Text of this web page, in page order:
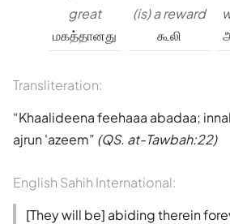
(is) a reward
கூலி
great
மகத்தானது
Transliteration:
Khaalideena feehaaa abadaa;
ajrun 'azeem (QS. at-Tawbah:22)
English Sahih International:
[They will be] abiding therein